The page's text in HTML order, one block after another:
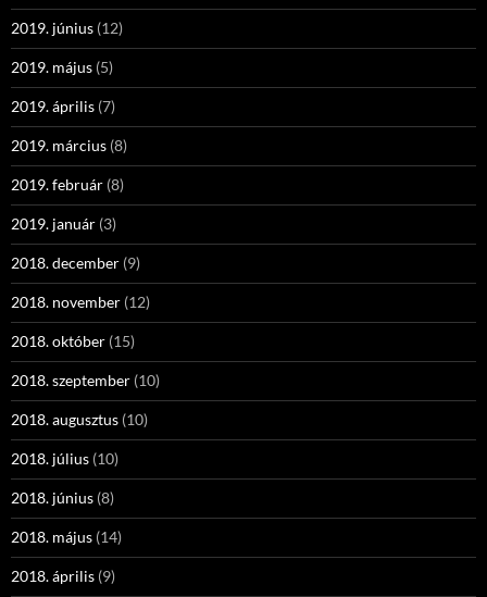
2019. június (12)
2019. május (5)
2019. április (7)
2019. március (8)
2019. február (8)
2019. január (3)
2018. december (9)
2018. november (12)
2018. október (15)
2018. szeptember (10)
2018. augusztus (10)
2018. július (10)
2018. június (8)
2018. május (14)
2018. április (9)